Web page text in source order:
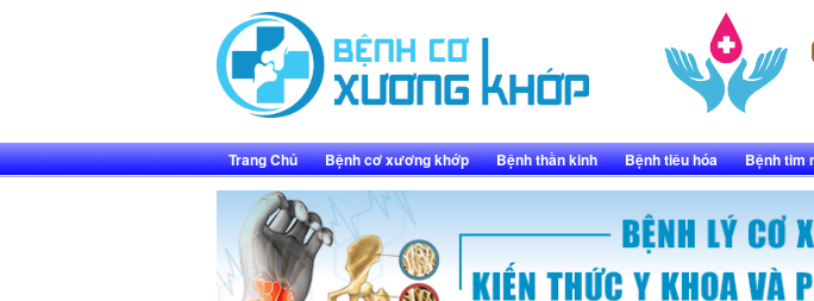
Trang Chủ Bệnh cơ xương khớp Bệnh thần kinh Bệnh tiêu hóa Bệnh tim